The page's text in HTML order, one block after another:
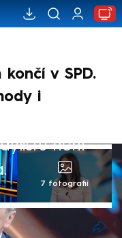
v SPD.
i
není
7 fotografií